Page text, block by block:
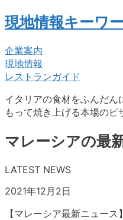
現地情報キーワ
企業案内
現地情報
レストランガイド
イタリアの食材をふんだん
もって焼き上げる本場のピ
マレーシアの最
LATEST NEWS
2021年12月2日
【マレーシア最新ニュース】